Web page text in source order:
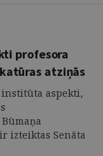
profesora
atziņās
aspekti,
izteiktas Senāta